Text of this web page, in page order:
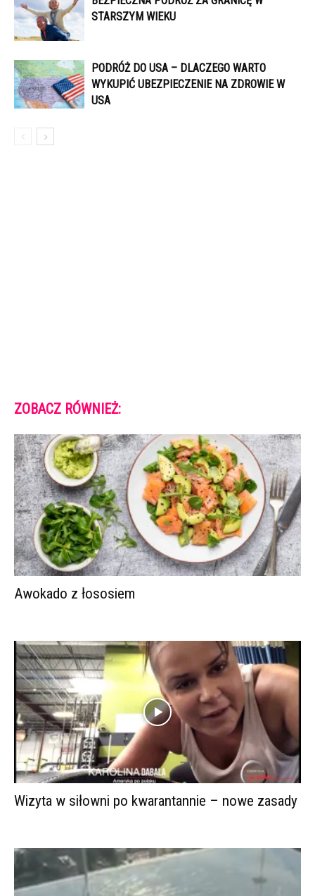
STARSZYM WIEKU
PODRÓŻ DO USA – DLACZEGO WARTO
WYKUPIĆ UBEZPIECZENIE NA ZDROWIE W
USA
ZOBACZ RÓWNIEŻ:
Awokado z łososiem
Wizyta w siłowni po kwarantannie – nowe zasady